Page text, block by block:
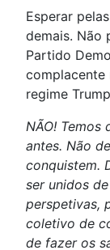
Esperar
demais. Não
Partido
complacente
regime
NÃO! Temos
antes. Não
conquistem.
ser unidos
perspetivas,
coletivo de
de fazer os